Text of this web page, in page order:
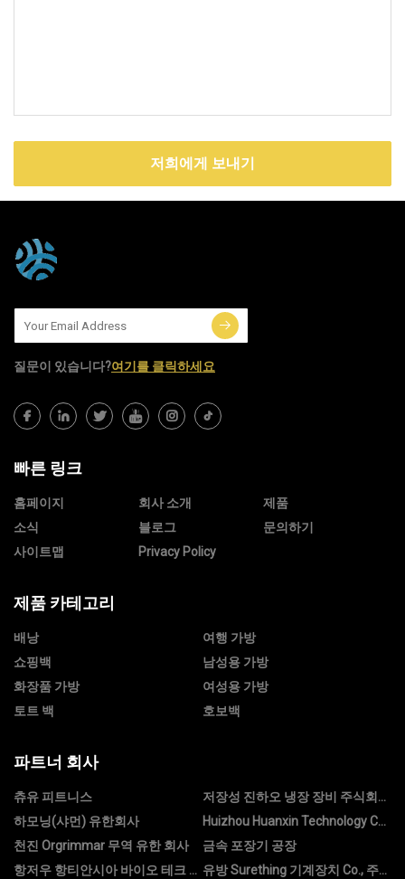
저희에게 보내기
질문이 있습니다?여기를 클릭하세요
빠른 링크
홈페이지 회사 소개
제품
소식
블로그
문의하기
사이트맵
Privacy Policy
제품 카테고리
배낭
여행 가방
쇼핑백
남성용 가방
화장품 가방
여성용 가방
토트 백
호보백
파트너 회사
츄유 피트니스
저장성 진하오 냉장 장비 주식회사
(주)
하모닝(샤먼) 유한회사
Huizhou Huanxin Technology Co.,
Ltd.
천진 Orgrimmar 무역 유한 회사
금속 포장기 공장
항저우 항티안시아 바이오 테크 유 유방 Surething 기계장치 Co., 주식